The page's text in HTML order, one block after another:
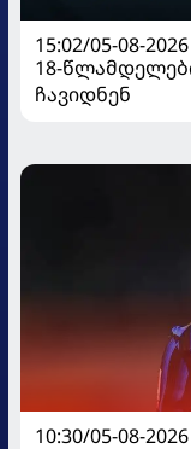
15:02/05-08-2026
18-
ჩავიდნენ
10:30/05-08-2026